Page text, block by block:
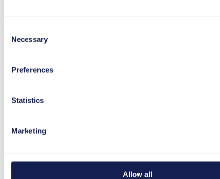
Selection
Necessary
Preferences
Statistics
Marketing
Allow all